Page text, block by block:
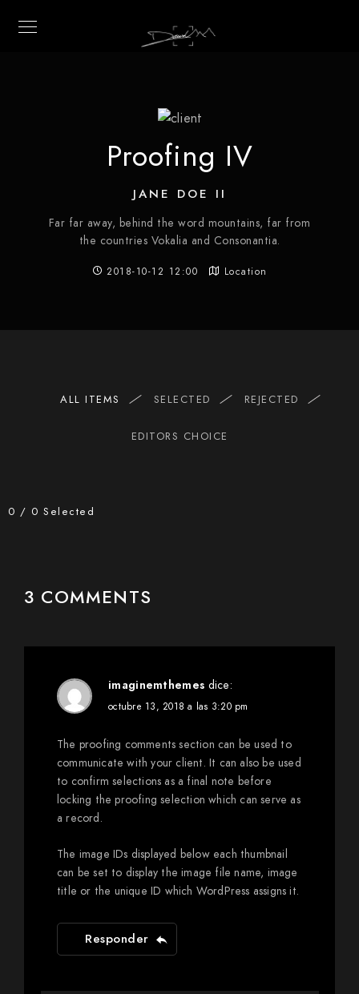
Proofing IV
JANE DOE II
Far far away, behind the word mountains, far from
the countries Vokalia and Consonantia.
2018-10-12 12:00 Location
ALL ITEMS SELECTED REJECTED
EDITORS CHOICE
0 / 0 Selected
3 COMMENTS
imaginemthemes dice:
octubre 13, 2018 a las 3:20 pm
The proofing comments section can be used to
communicate with your client. It can also be used
to confirm selections as a final note before
locking the proofing selection which can serve as
a record.
The image IDs displayed below each thumbnail
can be set to display the image file name, image
title or the unique ID which WordPress assigns it.
Responder